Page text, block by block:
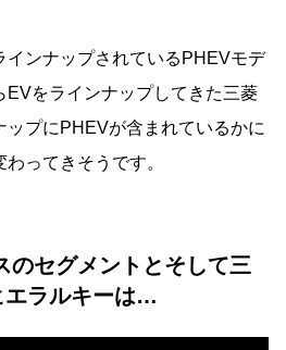
インナップされているPHEVモデ
EVをラインナップしてきた三菱
ップにPHEVが含まれているかに
ってきそうです。
のセグメントとそして三
エラルキーは…